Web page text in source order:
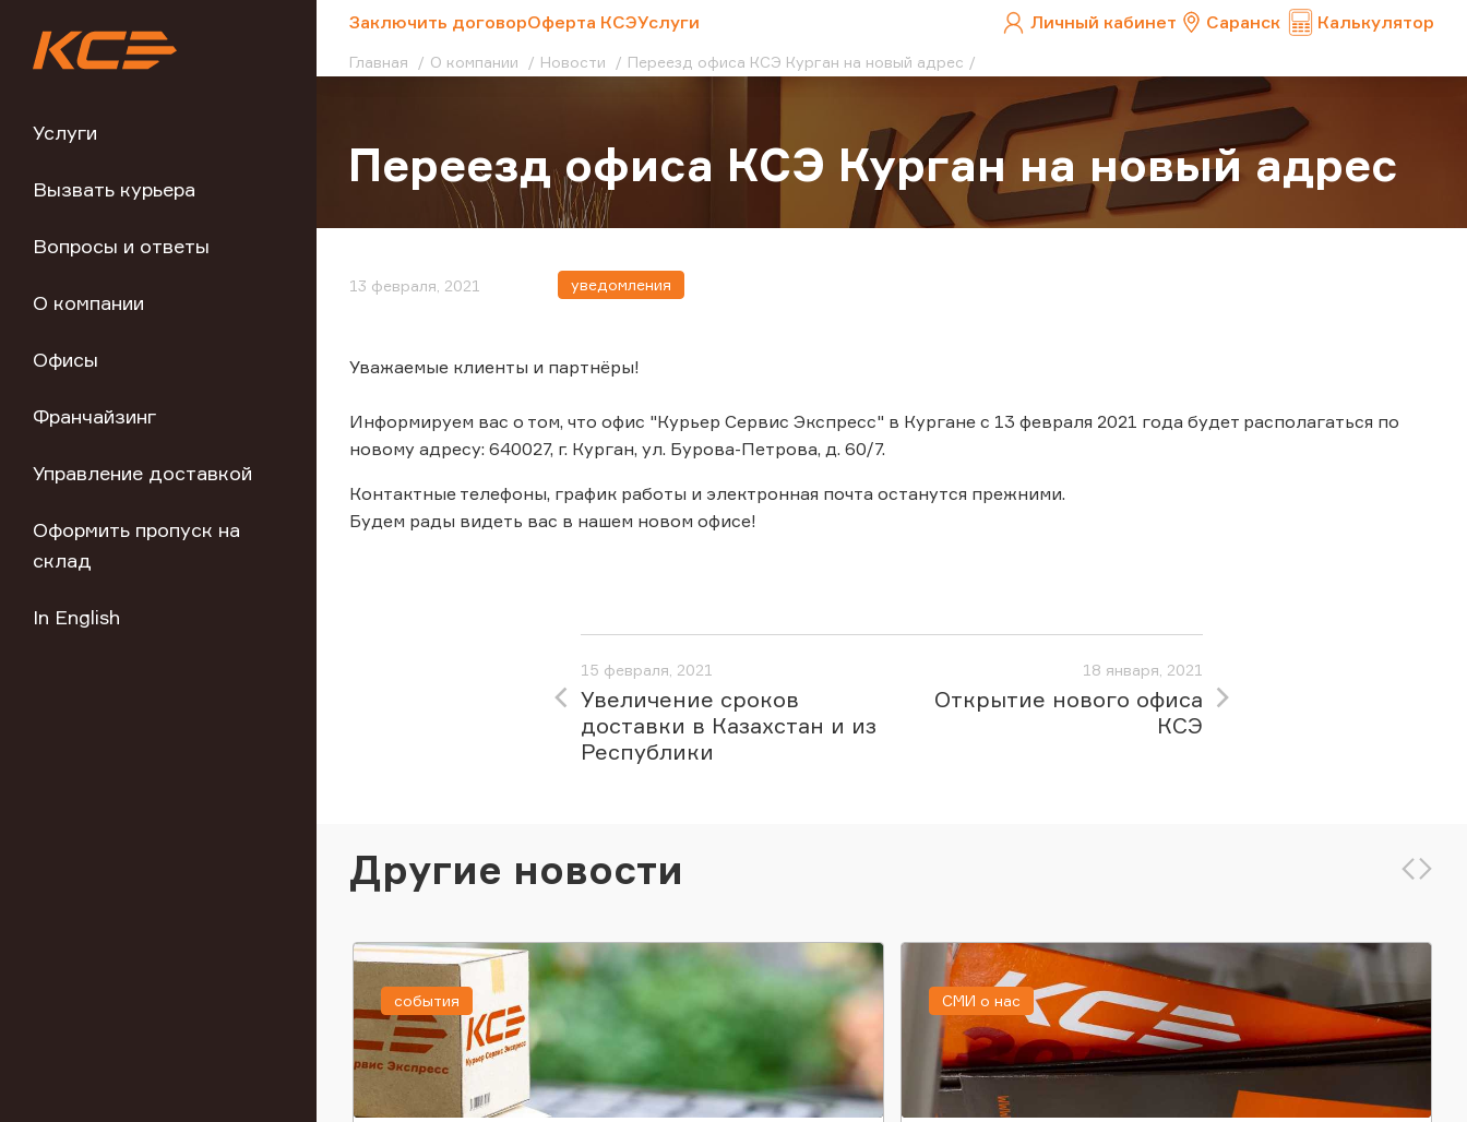
Услуги
Вызвать курьера
Вопросы и ответы
О компании
Офисы
Франчайзинг
Управление доставкой
Оформить пропуск на
склад
In English
Заключить договорОферта КСЭУслуги Личный кабинет Саранск Калькулятор
Главная О компании Новости Переезд офиса КСЭ Курган на новый адрес
Переезд офиса КСЭ Курган на новый адрес
13 февраля, 2021 уведомления
Уважаемые клиенты и партнёры!
Информируем вас о том, что офис "Курьер Сервис Экспресс" в Кургане с 13 февраля 2021 года будет располагаться по
новому адресу: 640027, г. Курган, ул. Бурова-Петрова, д. 60/7.
Контактные телефоны, график работы и электронная почта останутся прежними.
Будем рады видеть вас в нашем новом офисе!
15 февраля, 2021
Увеличение сроков
доставки в Казахстан и из
Республики
18 января, 2021
Открытие нового офиса
КСЭ
Другие новости
события СМИ о нас